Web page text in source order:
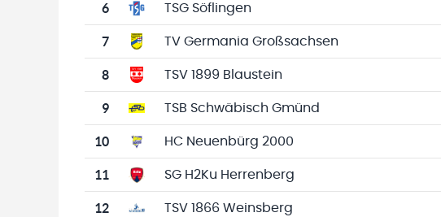
6 TSG Söflingen
7 TV Germania Großsachsen
8 TSV 1899 Blaustein
9 TSB Schwäbisch Gmünd
10 HC Neuenbürg 2000
11 SG H2Ku Herrenberg
12 TSV 1866 Weinsberg